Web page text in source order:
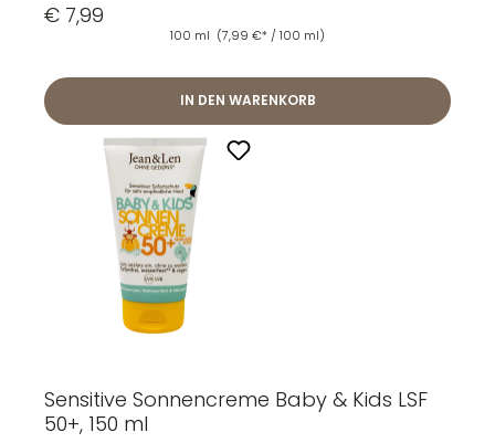
€ 7,99
100 ml (7,99 €* / 100 ml)
IN DEN WARENKORB
Sensitive Sonnencreme Baby & Kids LSF
50+, 150 ml